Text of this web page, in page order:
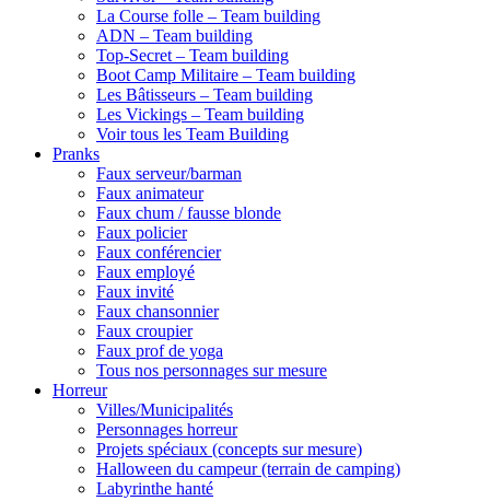
La Course folle – Team building
ADN – Team building
Top-Secret – Team building
Boot Camp Militaire – Team building
Les Bâtisseurs – Team building
Les Vickings – Team building
Voir tous les Team Building
Pranks
Faux serveur/barman
Faux animateur
Faux chum / fausse blonde
Faux policier
Faux conférencier
Faux employé
Faux invité
Faux chansonnier
Faux croupier
Faux prof de yoga
Tous nos personnages sur mesure
Horreur
Villes/Municipalités
Personnages horreur
Projets spéciaux (concepts sur mesure)
Halloween du campeur (terrain de camping)
Labyrinthe hanté